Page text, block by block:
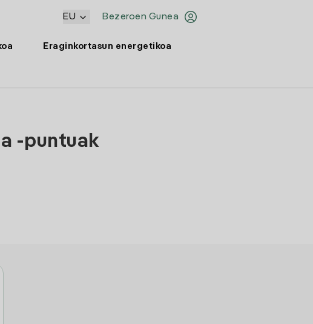
Bezeroen Gunea
EU
Eraginkortasun energetikoa
-puntuak